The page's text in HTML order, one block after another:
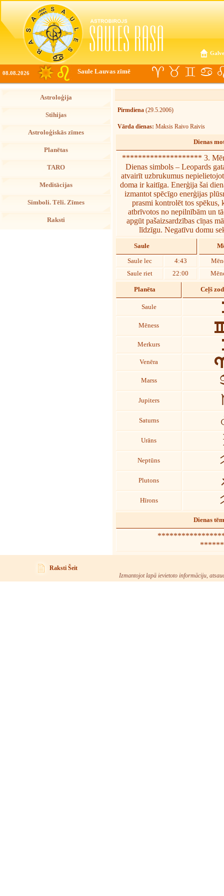
08.08.2026 Saule Lauvas zīmē
Astroloģija
Stihijas
Astroloģiskās zīmes
Planētas
TARO
Meditācijas
Simboli. Tēli. Zīmes
Raksti
Pirmdiena (29.5.2006)
Vārda dienas: Maksis Raivo Raivis
Dienas
******************** 3.
Dienas simbols – Leopards
atvairīt uzbrukumus
doma ir kaitīga. Enerģija šai
izmantot spēcīgo enerģijas
prasmi kontrolēt tos
atbrīvotos no nepilnībām un
apgūt pašaizsardzības cīņas
līdzīgu. Negatīvu domu
Saule
Saule lec
4:43
Saule riet
22:00
Planēta Ceļš
Saule
Mēness
Merkurs
Venēra
Marss
Jupiters
Saturns
Urāns
Neptūns
Plutons
Hīrons
Dienas
Raksti Šeit
Izmantojot lapā ievietoto informāciju,